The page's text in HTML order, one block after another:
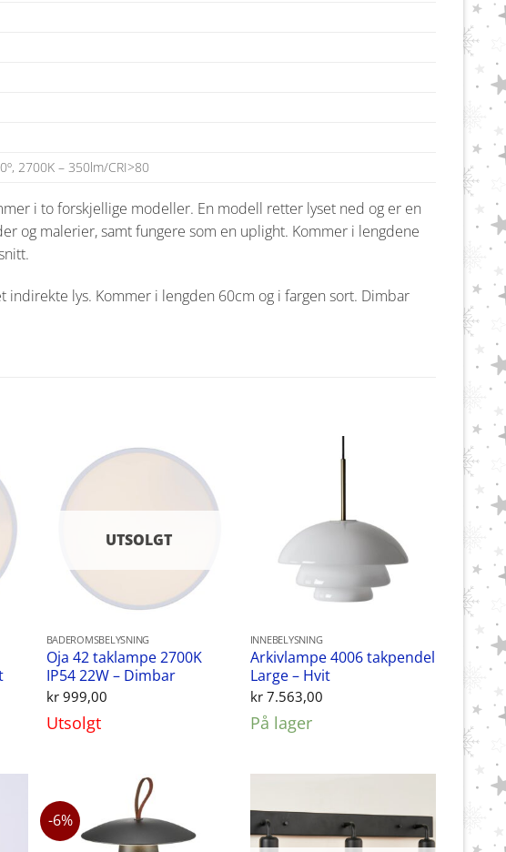
2700K – 350lm/CRI>80
i to forskjellige modeller. En modell retter lyset ned og er en
og malerier, samt fungere som en uplight. Kommer i lengdene
lys. Kommer i lengden 60cm og i fargen sort. Dimbar
UTSOLGT
BADEROMSBELYSNING
Oja 42 taklampe 2700K
IP54 22W – Dimbar
kr999,00
Utsolgt
INNEBELYSNING
Arkivlampe 4006 takpendel
Large – Hvit
kr7.563,00
På lager
-6%